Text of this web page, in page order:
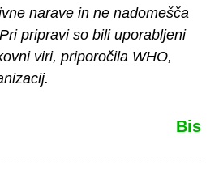
narave in ne nadomešča
pripravi so bili uporabljeni
viri, priporočila WHO,
Bis